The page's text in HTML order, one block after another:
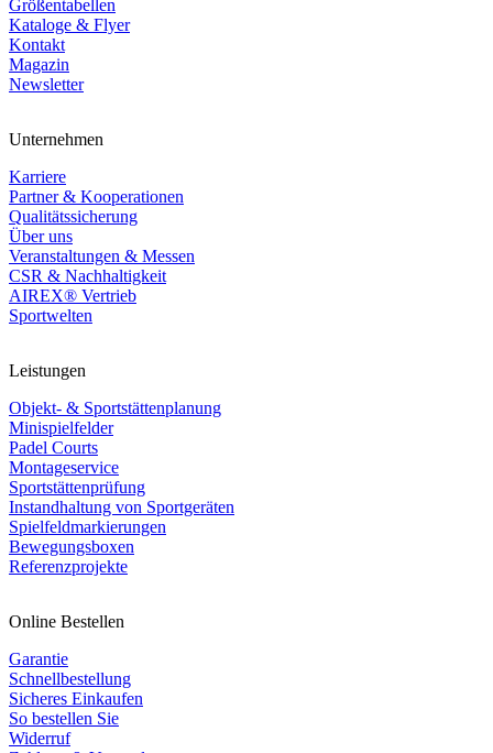
Größentabellen
Kataloge & Flyer
Kontakt
Magazin
Newsletter
Unternehmen
Karriere
Partner & Kooperationen
Qualitätssicherung
Über uns
Veranstaltungen & Messen
CSR & Nachhaltigkeit
AIREX® Vertrieb
Sportwelten
Leistungen
Objekt- & Sportstättenplanung
Minispielfelder
Padel Courts
Montageservice
Sportstättenprüfung
Instandhaltung von Sportgeräten
Spielfeldmarkierungen
Bewegungsboxen
Referenzprojekte
Online Bestellen
Garantie
Schnellbestellung
Sicheres Einkaufen
So bestellen Sie
Widerruf